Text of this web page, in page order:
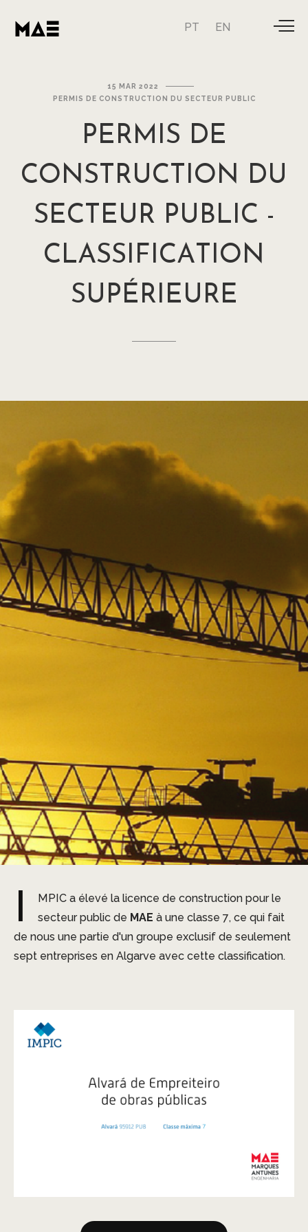
PT EN
15 MAR 2022
PERMIS DE CONSTRUCTION DU SECTEUR PUBLIC
PERMIS DE
CONSTRUCTION DU
SECTEUR PUBLIC -
CLASSIFICATION
SUPÉRIEURE
I
MPIC a élevé la licence de construction pour le
secteur public de MAE à une classe 7, ce qui fait
de nous une partie d'un groupe exclusif de seulement
sept entreprises en Algarve avec cette classification.